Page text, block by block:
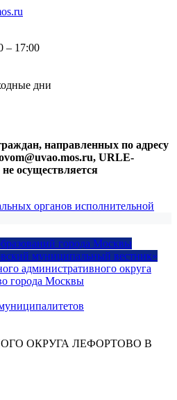
– 17:00
дни
направленных по адресу
URLE-
осуществляется
ОКРУГА ЛЕФОРТОВО В